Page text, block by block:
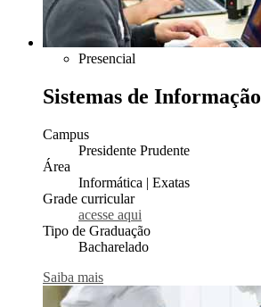
Presencial
Sistemas de Informação
Campus
Presidente Prudente
Área
Informática | Exatas
Grade curricular
acesse aqui
Tipo de Graduação
Bacharelado
Saiba mais